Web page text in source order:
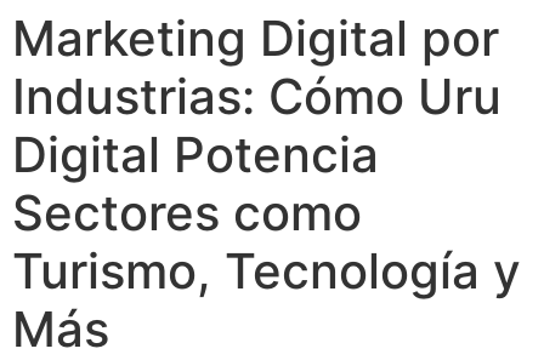
Marketing Digital por
Industrias: Cómo Uru
Digital Potencia
Sectores como
Turismo, Tecnología y
Más